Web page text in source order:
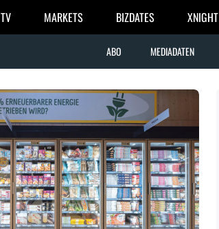
TV MARKETS BIZDATES XNIGHT
ABO MEDIADATEN